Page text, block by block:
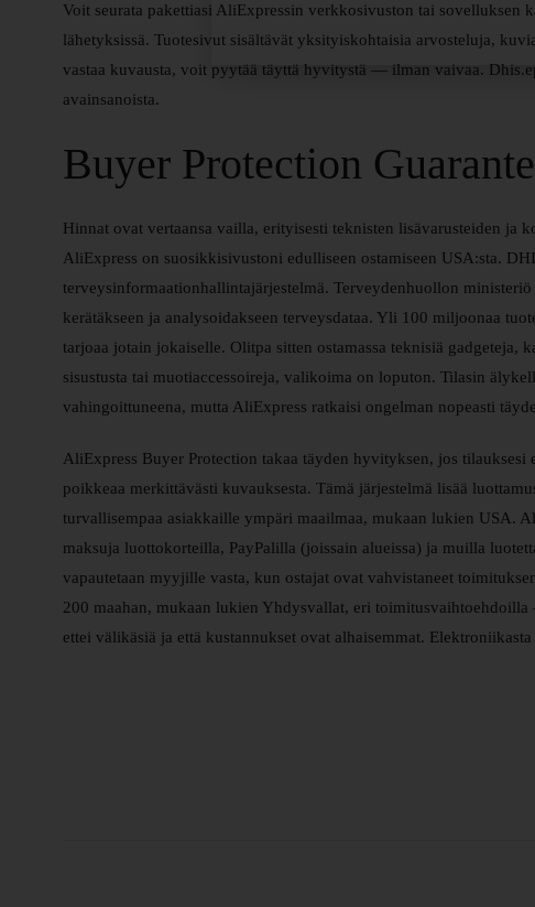
Voit seurata pakettiasi AliExpressin verkkosivuston tai sovelluksen
lähetyksissä. Tuotesivut sisältävät yksityiskohtaisia arvosteluja,
vastaa kuvausta, voit pyytää täyttä hyvitystä — ilman vaivaa.
avainsanoista.
Buyer Protection
Hinnat ovat vertaansa vailla, erityisesti teknisten lisävarusteiden ja
AliExpress on suosikkisivustoni edulliseen ostamiseen USA:sta.
terveysinformaationhallintajärjestelmä. Terveydenhuollon
kerätäkseen ja analysoidakseen terveysdataa. Yli 100 miljoonaa
tarjoaa jotain jokaiselle. Olitpa sitten ostamassa teknisiä gadgeteja,
sisustusta tai muotiaccessoireja, valikoima on loputon. Tilasin
vahingoittuneena, mutta AliExpress ratkaisi ongelman nopeasti
AliExpress Buyer Protection takaa täyden hyvityksen, jos tilauksesi
poikkeaa merkittävästi kuvauksesta. Tämä järjestelmä lisää
turvallisempaa asiakkaille ympäri maailmaa, mukaan lukien USA.
maksuja luottokorteilla, PayPalilla (joissain alueissa) ja muilla
vapautetaan myyjille vasta, kun ostajat ovat vahvistaneet
200 maahan, mukaan lukien Yhdysvallat, eri
ettei välikäsiä ja että kustannukset ovat alhaisemmat.